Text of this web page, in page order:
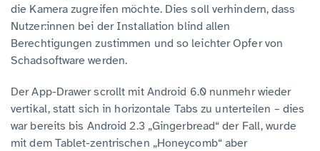
die Kamera zugreifen möchte. Dies soll verhindern, dass
Nutzer:innen bei der Installation blind allen
Berechtigungen zustimmen und so leichter Opfer von
Schadsoftware werden.
Der App-Drawer scrollt mit Android 6.0 nunmehr wieder
vertikal, statt sich in horizontale Tabs zu unterteilen – dies
war bereits bis Android 2.3 „Gingerbread“ der Fall, wurde
mit dem Tablet-zentrischen „Honeycomb“ aber